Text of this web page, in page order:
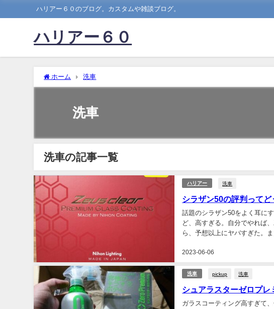
ハリアー６０のブログ。カスタムや雑談ブログ。
ハリアー６０
ホーム 洗車
洗車
洗車の記事一覧
ハリアー 洗車
シラザン50の評判ってど
2023-06-06
話題のシラザン50をよく耳に
ど、高すぎる。自分でやれば
ら、予想以上にヤバすぎた。
洗車 pickup 洗車
シュアラスターゼロプレ
ガラスコーティング高すぎて